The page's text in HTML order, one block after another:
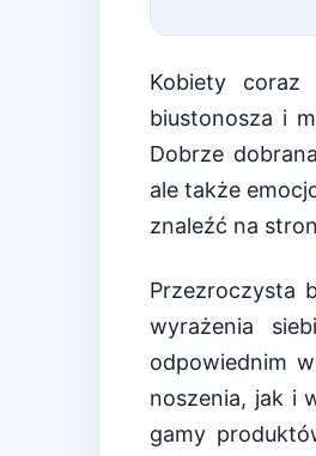
Kobiety coraz
biustonosza i
Dobrze
ale także
znaleźć na
Przezroczysta
wyrażenia
odpowiednim
noszenia, jak i
gamy